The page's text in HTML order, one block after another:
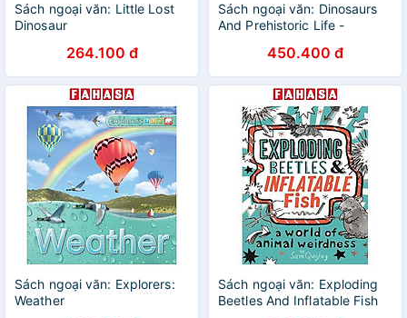
Sách ngoại văn: Little Lost
Dinosaur
264.100 đ
Sách ngoại văn: Dinosaurs
And Prehistoric Life -
Answers450.400 đ
Sách ngoại văn: Explorers:
Weather
Sách ngoại văn: Exploding
Beetles And Inflatable Fish